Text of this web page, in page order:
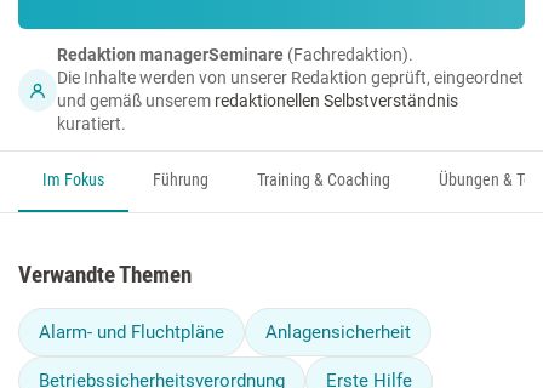
Redaktion managerSeminare (Fachredaktion).
Die Inhalte werden von unserer Redaktion geprüft, eingeordnet
und gemäß unserem redaktionellen Selbstverständnis
kuratiert.
Im Fokus Führung Training & Coaching Übungen &
Verwandte Themen
Alarm- und Fluchtpläne Anlagensicherheit
Betriebssicherheitsverordnung Erste Hilfe